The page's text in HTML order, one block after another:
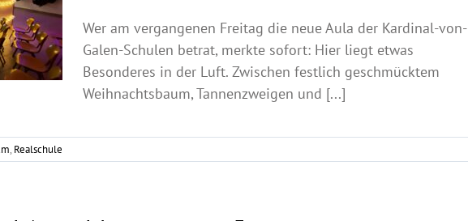
Wer am vergangenen Freitag die neue Aula der Kardinal-von-
Galen-Schulen betrat, merkte sofort: Hier liegt etwas
Besonderes in der Luft. Zwischen festlich geschmücktem
Weihnachtsbaum, Tannenzweigen und [...]
, Realschule